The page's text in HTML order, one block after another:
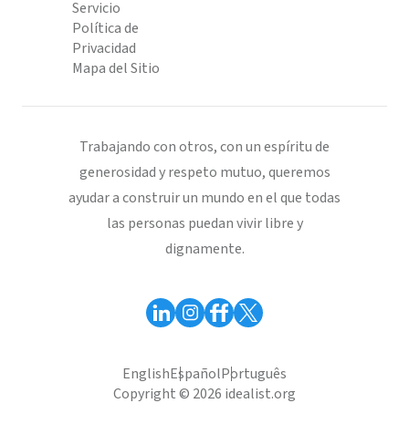
Servicio
Política de
Privacidad
Mapa del Sitio
Trabajando con otros, con un espíritu de
generosidad y respeto mutuo, queremos
ayudar a construir un mundo en el que todas
las personas puedan vivir libre y
dignamente.
EnglishEspañolPortuguês
Copyright © 2026 idealist.org